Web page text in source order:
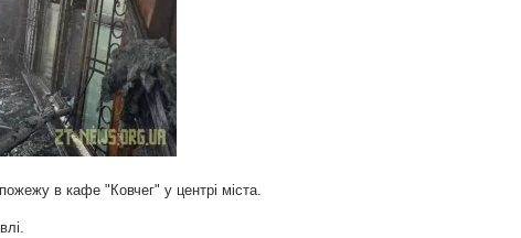
в кафе "Ковчег" у центрі міста.